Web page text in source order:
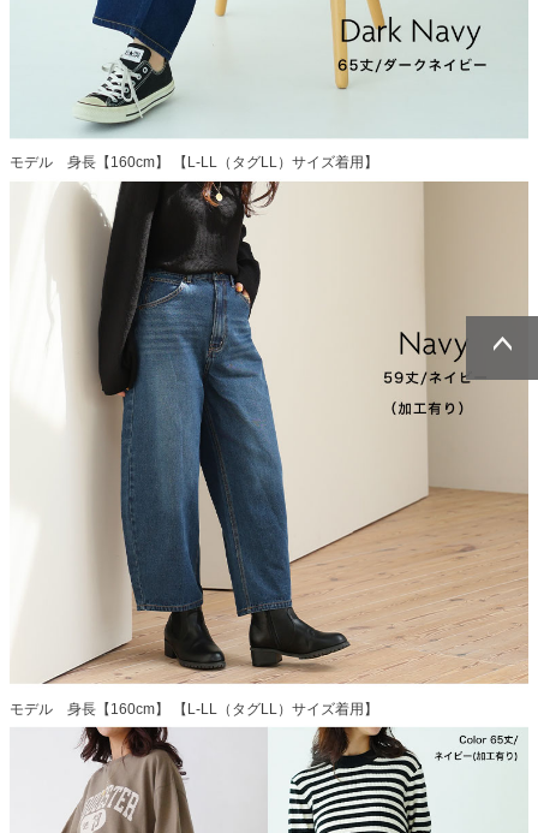
モデル 身長【160cm】 【L-LL（タグLL）サイズ着用】
モデル 身長【160cm】 【L-LL（タグLL）サイズ着用】
ページトッ
ページトッ